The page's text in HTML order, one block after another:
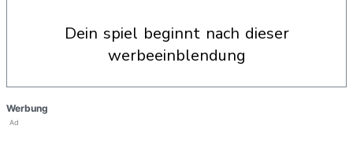
dein spiel beginnt nach dieser
werbeeinblendung
Werbung
Ad